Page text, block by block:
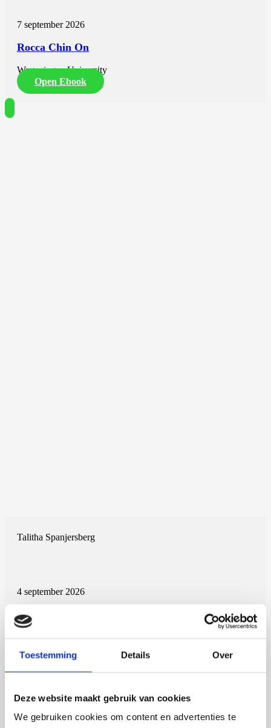
Toestemming Details Over
Deze website maakt gebruik van cookies
We gebruiken cookies om content en advertenties te
7 september 2026
Rocca Chin On
Wageningen University
Open Ebook
Talitha Spanjersberg
4 september 2026
Talitha Spanjersberg
Universiteit Utrecht